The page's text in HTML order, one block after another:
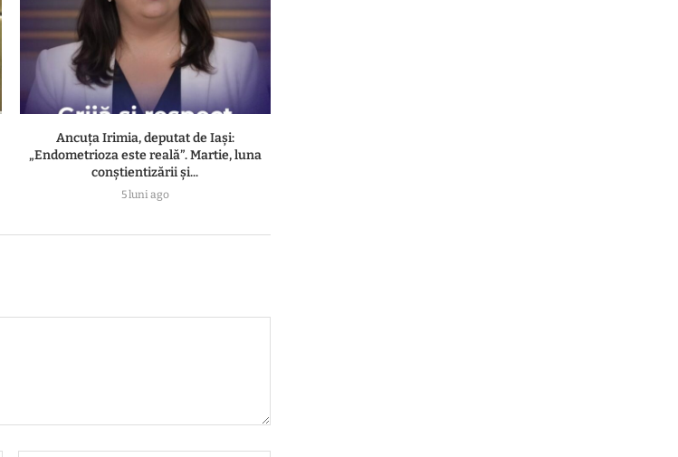
Ancuța Irimia, deputat de Iași:
„Endometrioza este reală”. Martie, luna
conștientizării și...
5 luni ago